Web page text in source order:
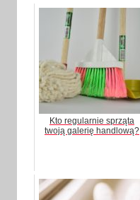
Kto regularnie sprząta
twoją galerię handlową?